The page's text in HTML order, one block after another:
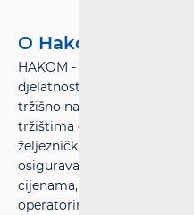
O Hakom-u
HAKOM - Hrvatska
djelatnosti – osigurava
tržišno natjecanje, stabilan
tržištima elektroničkih
željezničkih usluga.
osigurava mogućnost
cijenama, određuje održive
operatorima, davateljima